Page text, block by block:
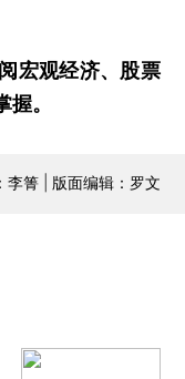
宏观经济、股票
。
李箐 | 版面编辑：罗文